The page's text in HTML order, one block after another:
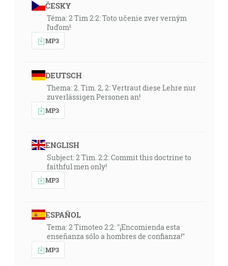
ČESKY
Téma: 2 Tim 2:2: Toto učenie zver verným
ľuďom!
MP3
DEUTSCH
Thema: 2. Tim. 2, 2: Vertraut diese Lehre nur
zuverlässigen Personen an!
MP3
ENGLISH
Subject: 2 Tim. 2:2: Commit this doctrine to
faithful men only!
MP3
ESPAÑOL
Tema: 2 Timoteo 2:2: "¡Encomienda esta
enseñanza sólo a hombres de confianza!"
MP3